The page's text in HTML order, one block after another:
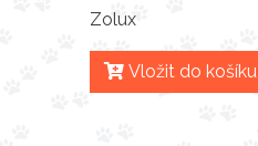
Zolux
Vložit do košíku